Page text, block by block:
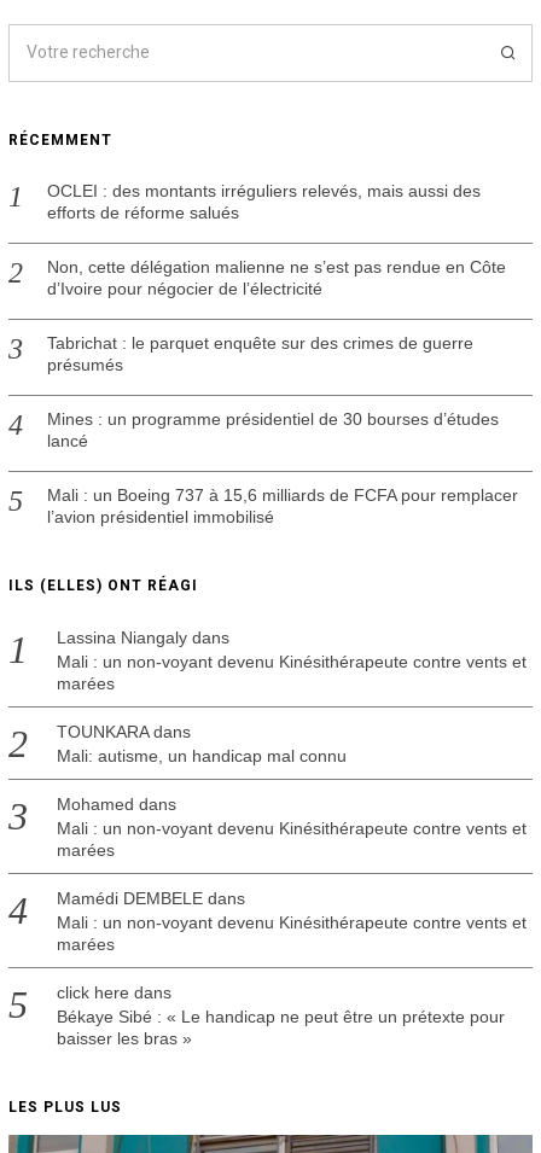
s
2
0
RÉCEMMENT
OCLEI : des montants irréguliers relevés, mais aussi des
efforts de réforme salués
Non, cette délégation malienne ne s’est pas rendue en Côte
d’Ivoire pour négocier de l’électricité
Tabrichat : le parquet enquête sur des crimes de guerre
présumés
Mines : un programme présidentiel de 30 bourses d’études
lancé
Mali : un Boeing 737 à 15,6 milliards de FCFA pour remplacer
l’avion présidentiel immobilisé
ILS (ELLES) ONT RÉAGI
Lassina Niangalydans
Mali : un non-voyant devenu Kinésithérapeute contre vents et
marées
TOUNKARAdans
Mali: autisme, un handicap mal connu
Mohamed dans
Mali : un non-voyant devenu Kinésithérapeute contre vents et
marées
Mamédi DEMBELEdans
Mali : un non-voyant devenu Kinésithérapeute contre vents et
marées
click here dans
Békaye Sibé : « Le handicap ne peut être un prétexte pour
baisser les bras »
LES PLUS LUS